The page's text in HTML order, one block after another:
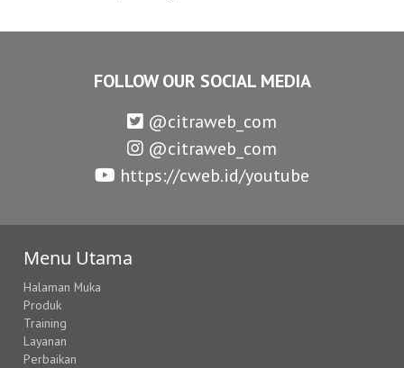
FOLLOW OUR SOCIAL MEDIA
@citraweb_com
@citraweb_com
https://cweb.id/youtube
Menu Utama
Halaman Muka
Produk
Training
Layanan
Perbaikan